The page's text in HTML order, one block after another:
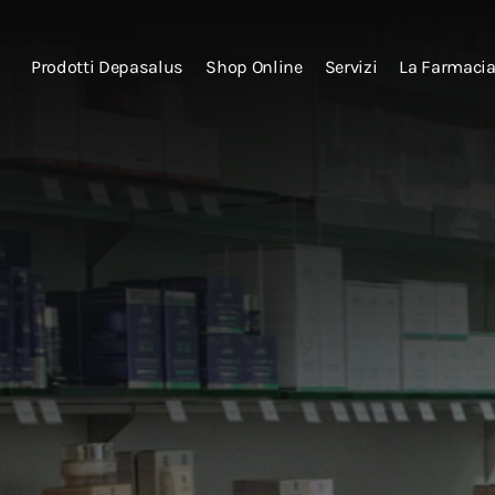
Prodotti Depasalus Shop Online Servizi La Farmacia